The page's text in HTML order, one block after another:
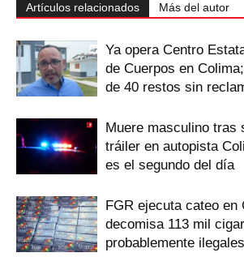
Artículos relacionados Más del autor
Ya opera Centro
de Cuerpos en
de 40 restos sin
Muere masculino tras
tráiler en autopista
es el segundo del día
FGR ejecuta cateo en
decomisa 113 mil
probablemente ilegales